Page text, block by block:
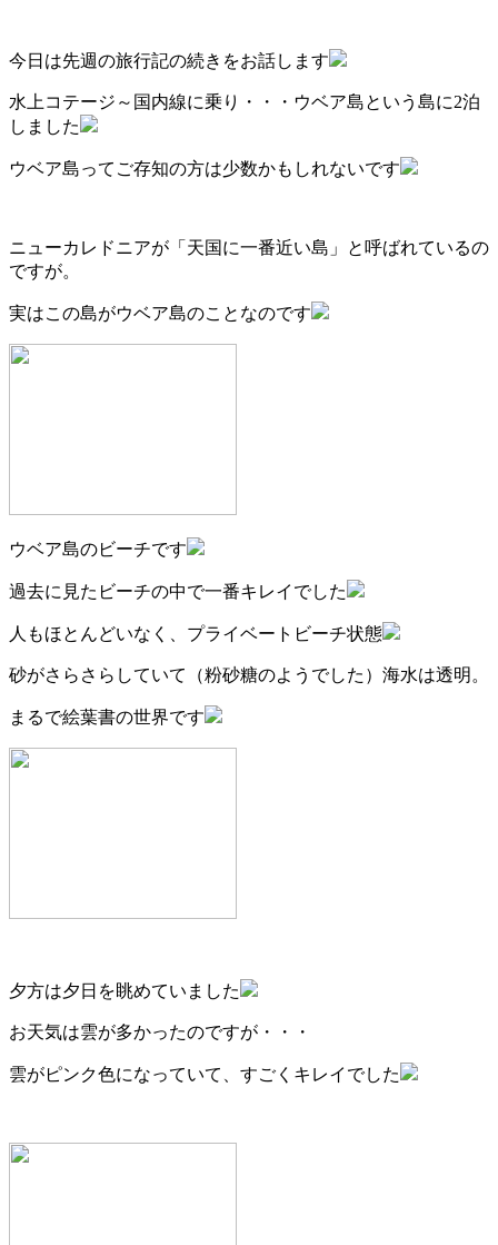
今日は先週の旅行記の続きをお話します
水上コテージ～国内線に乗り・・・ウベア島という島に2泊
しました
ウベア島ってご存知の方は少数かもしれないです
ニューカレドニアが「天国に一番近い島」と呼ばれているの
ですが。
実はこの島がウベア島のことなのです
ウベア島のビーチです
過去に見たビーチの中で一番キレイでした
人もほとんどいなく、プライベートビーチ状態
砂がさらさらしていて（粉砂糖のようでした）海水は透明。
まるで絵葉書の世界です
夕方は夕日を眺めていました
お天気は雲が多かったのですが・・・
雲がピンク色になっていて、すごくキレイでした